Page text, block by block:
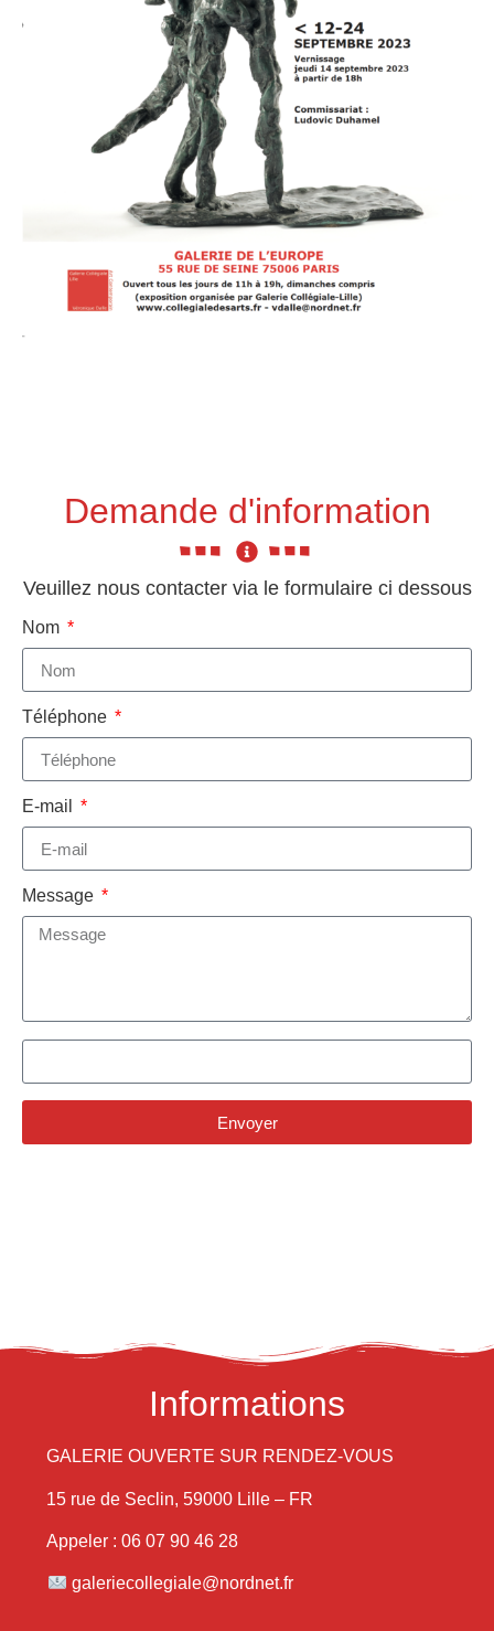
Demande d'information
Veuillez nous contacter via le formulaire ci dessous
Nom
Téléphone
E-mail
Message
Envoyer
Informations
GALERIE OUVERTE SUR RENDEZ-VOUS
15 rue de Seclin, 59000 Lille – FR
Appeler : 06 07 90 46 28
galeriecollegiale@nordnet.fr